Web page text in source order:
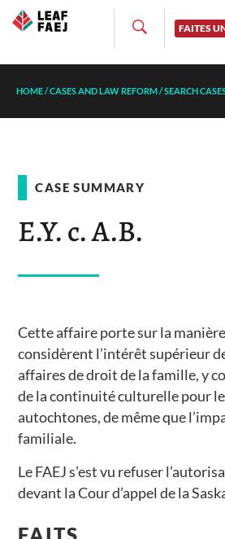
FAITES
HOME/CASES AND LAW REFORM/SEARCH
CASE SUMMARY
E.Y. c. A.B.
Cette affaire porte sur la
considèrent l’intérêt supérieur
affaires de droit de la famille, y
de la continuité culturelle pour
autochtones, de même que
familiale.
Le FAEJ s’est vu refuser
devant la Cour d’appel de la